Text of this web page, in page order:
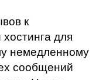
к
для
немедленному
сообщений